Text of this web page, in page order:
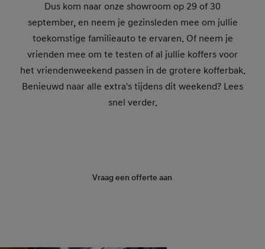
Dus kom naar onze showroom op 29 of 30
september, en neem je gezinsleden mee om jullie
toekomstige familieauto te ervaren. Of neem je
vrienden mee om te testen of al jullie koffers voor
het vriendenweekend passen in de grotere kofferbak.
Benieuwd naar alle extra's tijdens dit weekend? Lees
snel verder.
Vraag een offerte aan